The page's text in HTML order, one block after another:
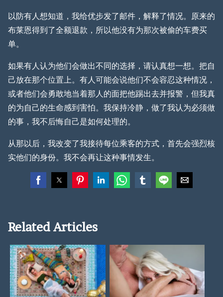
以防有人想知道，我给优步发了邮件，解释了情况。原来的
布莱恩得到了全额退款，所以他没有为那次被偷的车费买
单。
如果有人认为他们会做出不同的选择，请认真想一想。把自
己放在那个位置上。有人可能会说他们不会容忍这种情况，
或者他们会勇敢地当着那人的面把他踢出去并报警，但我真
的为自己的生命感到害怕。我保持冷静，做了我认为必须做
的事，我不后悔自己是如何处理的。
从那以后，我改变了我接待每位乘客的方式，首先会强烈核
实他们的身份。我不会再让这种事情发生。
Related Articles